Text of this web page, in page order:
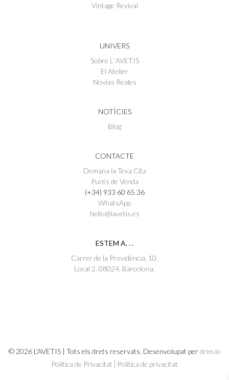
Vintage Revival
UNIVERS
Sobre L´AVETIS
El Atelier
Novias Reales
NOTÍCIES
Blog
CONTACTE
Demana la Teva Cita
Punts de Venda
(+34) 933 60 65 36
WhatsApp
hello@lavetis.es
ESTEM A. . .
Carrer de la Providència, 10,
Local 2, 08024, Barcelona.
© 2026 L'AVETIS | Tots els drets reservats. Desenvolupat perdrim.io
Politica de Privacitat
Política de privacitat